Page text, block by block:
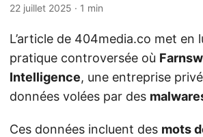
22 juillet 2025 · 1 min
L’article de 404media.co met en
pratique controversée où
Intelligence, une entreprise
données volées par des
Ces données incluent des mots